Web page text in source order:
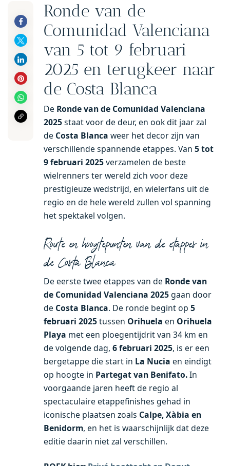
Ronde van de
Comunidad Valenciana
van 5 tot 9 februari
2025 en terugkeer naar
de Costa Blanca
De Ronde van de Comunidad Valenciana
2025staat voor de deur, en ook dit jaar zal
de Costa Blanca weer het decor zijn van
verschillende spannende etappes. Van 5 tot
9 februari 2025verzamelen de beste
wielrenners ter wereld zich voor deze
prestigieuze wedstrijd, en wielerfans uit de
regio en de hele wereld zullen vol spanning
het spektakel volgen.
Route en hoogtepunten van de etappes in
de Costa Blanca
De eerste twee etappes van de Ronde van
de Comunidad Valenciana 2025gaan door
de Costa Blanca. De ronde begint op 5
februari 2025tussen Orihuela en Orihuela
Playa met een ploegentijdrit van 34 km en
de volgende dag, 6 februari 2025, is er een
bergetappe die start in La Nucia en eindigt
op hoogte in Partegat van Benifato.In
voorgaande jaren heeft de regio al
spectaculaire etappefinishes gehad in
iconische plaatsen zoals Calpe, Xàbia en
Benidorm, en het is waarschijnlijk dat deze
editie daarin niet zal verschillen.